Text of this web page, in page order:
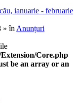
ianuarie - februarie
» în Anunțuri
Core.php
be an array or an